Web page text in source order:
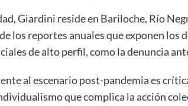
Giardini reside en Bariloche, Río
los reportes anuales que exponen los
de alto perfil, como la denuncia
al escenario post-pandemia es
que complica la acción